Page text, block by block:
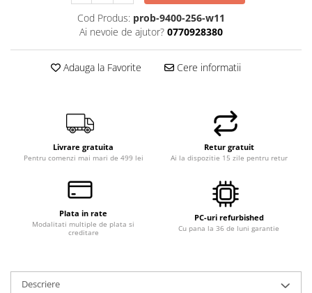
Cod Produs: prob-9400-256-w11
Ai nevoie de ajutor? 0770928380
Adauga la Favorite Cere informatii
Livrare gratuita
Pentru comenzi mai mari de 499 lei
Retur gratuit
Ai la dispozitie 15 zile pentru retur
Plata in rate
Modalitati multiple de plata si
creditare
PC-uri refurbished
Cu pana la 36 de luni garantie
Descriere